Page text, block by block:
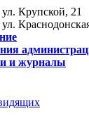
Крупской, 21
и журналы